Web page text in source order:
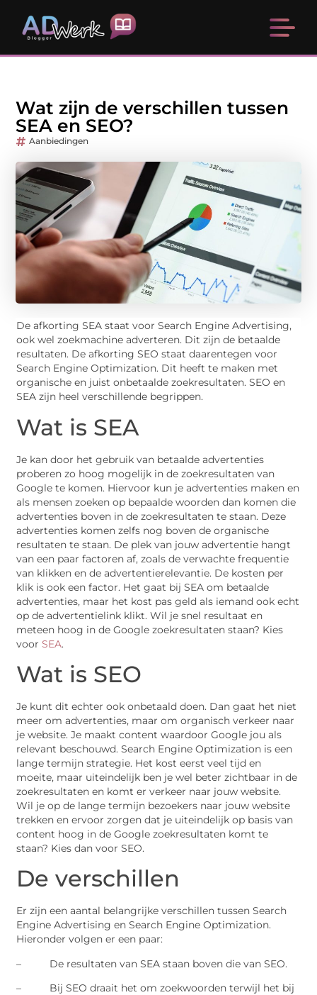
Wat zijn de verschillen tussen
SEA en SEO?
Aanbiedingen
De afkorting SEA staat voor Search Engine Advertising,
ook wel zoekmachine adverteren. Dit zijn de betaalde
resultaten. De afkorting SEO staat daarentegen voor
Search Engine Optimization. Dit heeft te maken met
organische en juist onbetaalde zoekresultaten. SEO en
SEA zijn heel verschillende begrippen.
Wat is SEA
Je kan door het gebruik van betaalde advertenties
proberen zo hoog mogelijk in de zoekresultaten van
Google te komen. Hiervoor kun je advertenties maken en
als mensen zoeken op bepaalde woorden dan komen die
advertenties boven in de zoekresultaten te staan. Deze
advertenties komen zelfs nog boven de organische
resultaten te staan. De plek van jouw advertentie hangt
van een paar factoren af, zoals de verwachte frequentie
van klikken en de advertentierelevantie. De kosten per
klik is ook een factor. Het gaat bij SEA om betaalde
advertenties, maar het kost pas geld als iemand ook echt
op de advertentielink klikt. Wil je snel resultaat en
meteen hoog in de Google zoekresultaten staan? Kies
voorSEA.
Wat is SEO
Je kunt dit echter ook onbetaald doen. Dan gaat het niet
meer om advertenties, maar om organisch verkeer naar
je website. Je maakt content waardoor Google jou als
relevant beschouwd. Search Engine Optimization is een
lange termijn strategie. Het kost eerst veel tijd en
moeite, maar uiteindelijk ben je wel beter zichtbaar in de
zoekresultaten en komt er verkeer naar jouw website.
Wil je op de lange termijn bezoekers naar jouw website
trekken en ervoor zorgen dat je uiteindelijk op basis van
content hoog in de Google zoekresultaten komt te
staan? Kies dan voor SEO.
De verschillen
Er zijn een aantal belangrijke verschillen tussen Search
Engine Advertising en Search Engine Optimization.
Hieronder volgen er een paar:
– De resultaten van SEA staan boven die van SEO.
– Bij SEO draait het om zoekwoorden terwijl het bij